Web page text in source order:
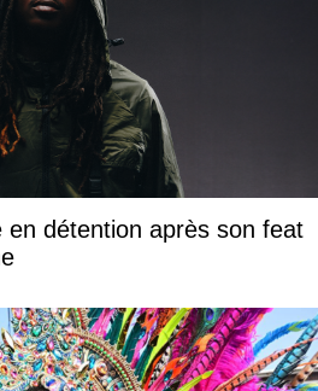
en détention après son feat